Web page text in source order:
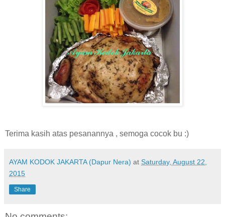
Terima kasih atas pesanannya , semoga cocok bu :)
AYAM KODOK JAKARTA (Dapur Nera) at Saturday, August 22,
2015
Share